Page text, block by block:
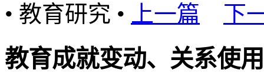
• 教育研究 •
上一篇 下
教育成就变动、关系使